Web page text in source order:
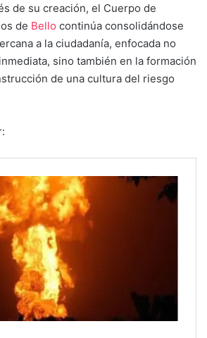
de su creación, el Cuerpo de
de Bello continúa consolidándose
a la ciudadanía, enfocada no
sino también en la formación
de una cultura del riesgo